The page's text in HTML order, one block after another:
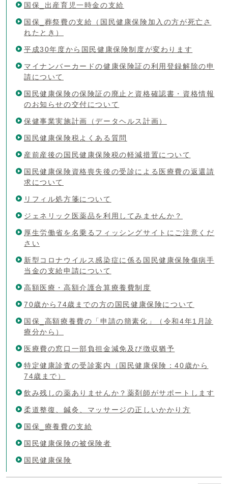
国保_出産育児一時金の支給
国保_葬祭費の支給（国民健康保険加入の方が死亡さ
れたとき）
平成30年度から国民健康保険制度が変わります
マイナンバーカードの健康保険証の利用登録解除の申
請について
国民健康保険の保険証の廃止と資格確認書・資格情報
のお知らせの交付について
保健事業実施計画（データヘルス計画）
国民健康保険税よくある質問
産前産後の国民健康保険税の軽減措置について
国民健康保険資格喪失後の受診による医療費の返還請
求について
リフィル処方箋について
ジェネリック医薬品を利用してみませんか？
厚生労働省を名乗るフィッシングサイトにご注意くだ
さい
新型コロナウイルス感染症に係る国民健康保険傷病手
当金の支給申請について
高額医療・高額介護合算療養費制度
70歳から74歳までの方の国民健康保険について
国保_高額療養費の「申請の簡素化」（令和4年1月診
療分から）
医療費の窓口一部負担金減免及び徴収猶予
特定健康診査の受診案内（国民健康保険：40歳から
74歳まで）
飲み残しの薬ありませんか？薬剤師がサポートします
柔道整復、鍼灸、マッサージの正しいかかり方
国保_療養費の支給
国民健康保険の被保険者
国民健康保険